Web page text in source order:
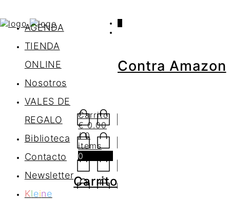
AGENDA
TIENDA
ONLINE
Nosotros
VALES DE
REGALO
Biblioteca
Contacto
Newsletter
Kleine
Carrito
€0.00
/ 0
items
0
Carrito
Contra Amazon